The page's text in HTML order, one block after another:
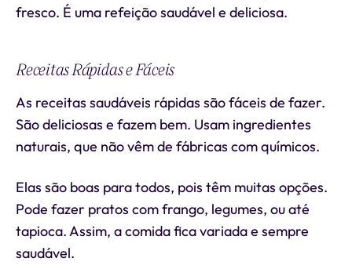
fresco. É uma refeição saudável e deliciosa.
Receitas Rápidas e Fáceis
As receitas saudáveis rápidas são fáceis de fazer.
São deliciosas e fazem bem. Usam ingredientes
naturais, que não vêm de fábricas com químicos.
Elas são boas para todos, pois têm muitas opções.
Pode fazer pratos com frango, legumes, ou até
tapioca. Assim, a comida fica variada e sempre
saudável.